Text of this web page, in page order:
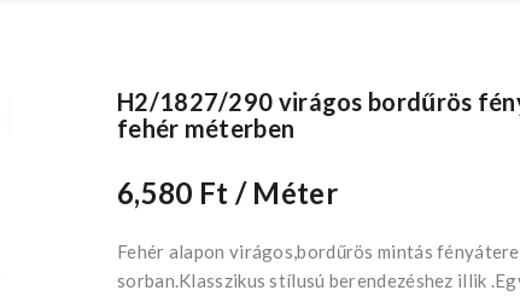
H2/1827/290 virágos bordűrös
fehér méterben
6,580 Ft / Méter
Fehér alapon virágos,bordűrös mintás
sorban.Klasszikus stílusú berendezéshez illik